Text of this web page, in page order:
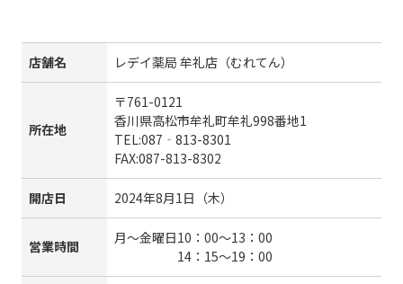
店舗名 レデイ薬局 牟礼店（むれてん）
所在地
〒761-0121
香川県高松市牟礼町牟礼998番地1
TEL:087‐813-8301
FAX:087-813-8302
開店日 2024年8月1日（木）
営業時間
月～金曜日10：00～13：00
14：15～19：00